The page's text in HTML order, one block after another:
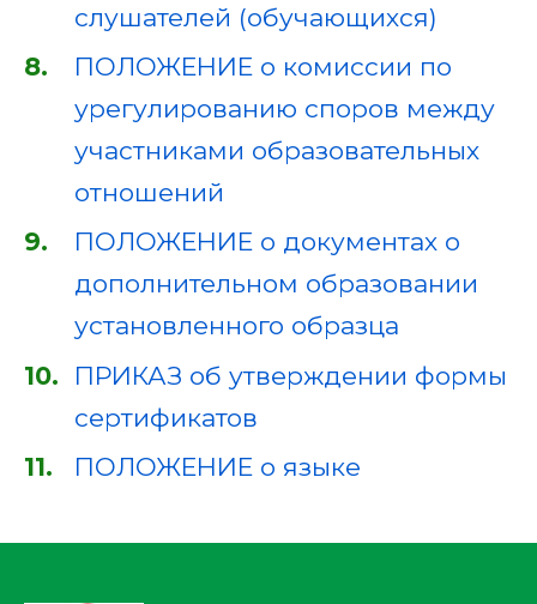
слушателей (обучающихся)
ПОЛОЖЕНИЕ о комиссии по
урегулированию споров между
участниками образовательных
отношений
ПОЛОЖЕНИЕ о документах о
дополнительном образовании
установленного образца
ПРИКАЗ об утверждении формы
сертификатов
ПОЛОЖЕНИЕ о языке